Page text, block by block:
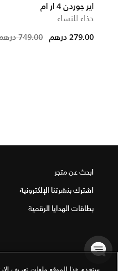
اير جوردن 4 ار ام
حذاء للنساء
Price reduced from749.00 درهم to 279.00 درهم
ابحث عن متجر
اشترك بنشرتنا الإلكترونية
بطاقات الهدايا الرقمية